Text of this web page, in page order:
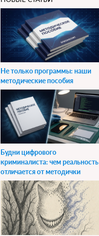
Не только программы: наши
методические пособия
Будни цифрового
криминалиста: чем реальность
отличается от методички